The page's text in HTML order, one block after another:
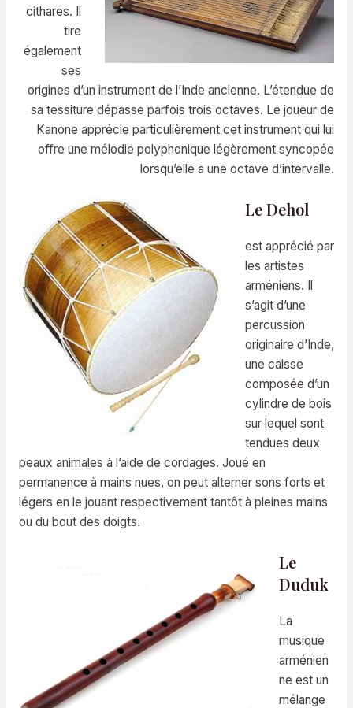
cithares. Il
tire
également
ses
origines d’un instrument de l’Inde ancienne. L’étendue de
sa tessiture dépasse parfois trois octaves. Le joueur de
Kanone apprécie particulièrement cet instrument qui lui
offre une mélodie polyphonique légèrement syncopée
lorsqu’elle a une octave d’intervalle.
Le Dehol
est apprécié par
les artistes
arméniens. Il
s’agit d’une
percussion
originaire d’Inde,
une caisse
composée d’un
cylindre de bois
sur lequel sont
tendues deux
peaux animales à l’aide de cordages. Joué en
permanence à mains nues, on peut alterner sons forts et
légers en le jouant respectivement tantôt à pleines mains
ou du bout des doigts.
Le
Duduk
La
musique
arménien
ne est un
mélange